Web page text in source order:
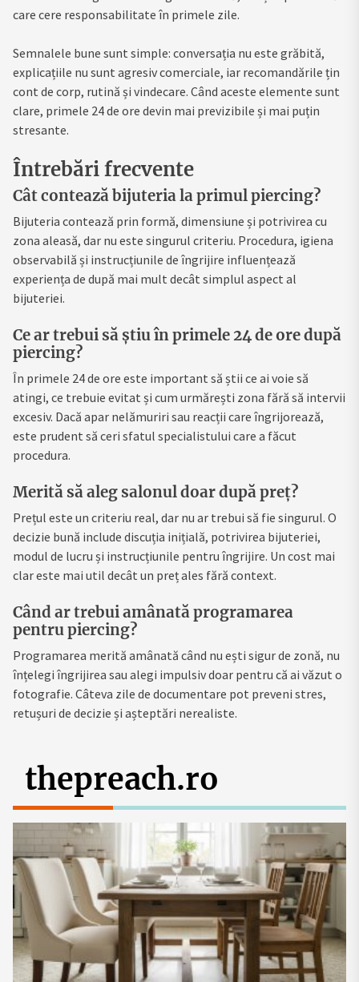
care cere responsabilitate în primele zile.
Semnalele bune sunt simple: conversația nu este grăbită,
explicațiile nu sunt agresiv comerciale, iar recomandările țin
cont de corp, rutină și vindecare. Când aceste elemente sunt
clare, primele 24 de ore devin mai previzibile și mai puțin
stresante.
Întrebări frecvente
Cât contează bijuteria la primul piercing?
Bijuteria contează prin formă, dimensiune și potrivirea cu
zona aleasă, dar nu este singurul criteriu. Procedura, igiena
observabilă și instrucțiunile de îngrijire influențează
experiența de după mai mult decât simplul aspect al
bijuteriei.
Ce ar trebui să știu în primele 24 de ore după
piercing?
În primele 24 de ore este important să știi ce ai voie să
atingi, ce trebuie evitat și cum urmărești zona fără să intervii
excesiv. Dacă apar nelămuriri sau reacții care îngrijorează,
este prudent să ceri sfatul specialistului care a făcut
procedura.
Merită să aleg salonul doar după preț?
Prețul este un criteriu real, dar nu ar trebui să fie singurul. O
decizie bună include discuția inițială, potrivirea bijuteriei,
modul de lucru și instrucțiunile pentru îngrijire. Un cost mai
clar este mai util decât un preț ales fără context.
Când ar trebui amânată programarea
pentru piercing?
Programarea merită amânată când nu ești sigur de zonă, nu
înțelegi îngrijirea sau alegi impulsiv doar pentru că ai văzut o
fotografie. Câteva zile de documentare pot preveni stres,
retușuri de decizie și așteptări nerealiste.
thepreach.ro